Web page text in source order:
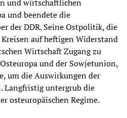
und wirtschaftlichen
und beendete die
der DDR. Seine Ostpolitik, die
auf heftigen Widerstand
Wirtschaft Zugang zu
und der Sowjetunion,
um die Auswirkungen der
Langfristig untergrub die
osteuropäischen Regime.